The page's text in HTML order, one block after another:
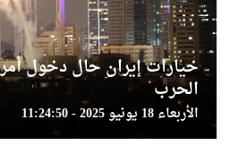
خيارات إيران حال دخول
الحرب
الأربعاء 18 يونيو 2025 - 11:24:50